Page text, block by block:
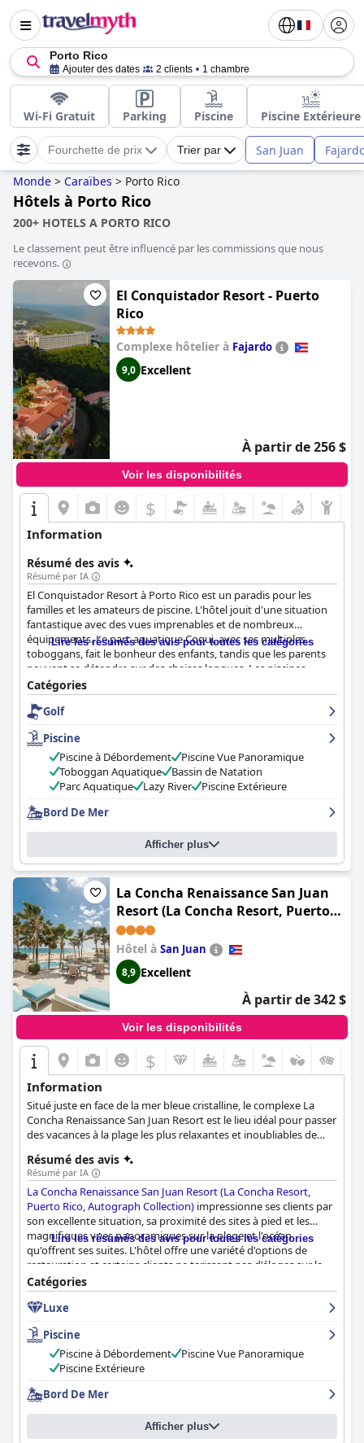
Porto Rico
Ajouter des dates 2 clients 1 chambre
Wi-Fi Gratuit Parking Piscine Piscine Extérieure
Fourchette de prix Trier par San Juan
Monde > Caraïbes > Porto Rico
Hôtels à Porto Rico
200+ HOTELS A PORTO RICO
Le classement peut être influencé par les commissions que nous
recevons.
El Conquistador Resort - Puerto
Rico
Complexe hôtelier à Fajardo
9,0 Excellent
À partir de 256 $
Voir les disponibilités
$
Information
Résumé des avis
Résumé par IA
El Conquistador Resort à Porto Rico est un paradis pour les
familles et les amateurs de piscine. L'hôtel jouit d'une situation
fantastique avec des vues imprenables et de nombreux
équipements. Le parc aquatique Coqui, avec ses multiples
toboggans, fait le bonheur des enfants, tandis que les parents
peuvent se détendre sur des chaises longues. Les piscines
extérieures sont luxueuses et cristallines, tandis que la rivière
paresseuse et la piscine à débordement offrent des moments
de détente et des vues imprenables. Bien que certains
commentaires suggèrent que les piscines ont besoin d'être
entretenues et améliorées, la majorité d'entre eux font l'éloge
du fabuleux espace aquatique, du parc aquatique et de l'île
privée. L'île privée capture l'essence de la relaxation avec sa belle
plage et son eau claire. L'hôtel est adapté aux familles et le
petit-déjeuner et le dîner aient fait l'objet de quelques critiques,
la nourriture est globalement de bonne qualité et le complexe
est propre et bien entretenu. Dans l'ensemble, ce complexe est
un excellent choix pour les familles qui recherchent des
vacances amusantes et relaxantes, avec tout ce dont elles ont
besoin en un seul endroit.
Lire les résumés des avis pour toutes les catégories
Catégories
Golf
Piscine
Piscine à Débordement
Piscine Vue Panoramique
Toboggan Aquatique
Bassin de Natation
Parc Aquatique
Lazy River
Piscine Extérieure
Bord De Mer
Afficher plus
La Concha Renaissance San Juan
Resort (La Concha Resort, Puerto
Rico, Autograph Collection)
Hôtel à San Juan
8,9 Excellent
À partir de 342 $
Voir les disponibilités
$
Information
Situé juste en face de la mer bleue cristalline, le complexe La
Concha Renaissance San Juan Resort est le lieu idéal pour passer
des vacances à la plage les plus relaxantes et inoubliables de
située en face de la plage et entourée de palmiers, de délicieux
plats et d'un programme de bien-être qui vous aidera à vous
sentir en harmonie avec votre environnement et vous-même.
Résumé des avis
Résumé par IA
La Concha Renaissance San Juan Resort (La Concha Resort,
Puerto Rico, Autograph Collection) impressionne ses clients par
son excellente situation, sa proximité des sites à pied et les
magnifiques vues panoramiques sur la plage et l'océan
qu'offrent ses suites. L'hôtel offre une variété d'options de
restauration et certains clients ne tarissent pas d'éloges sur le
buffet du petit-déjeuner, la nourriture délicieuse et le service
client exceptionnel. La propriété est belle et propre, avec des
chambres spacieuses, des lits confortables et un personnel
attentif. Les clients apprécient également les options de la
piscine, accessible 24h/24 et 7j/7, et l'excellent emplacement de
la plage, à laquelle on accède directement. La vie nocturne et le
casino sont appréciés des jeunes clients, tandis que les
luxueux. Bien que certains clients aient rencontré des
problèmes de propreté, d'entretien et de bruit, les avis généraux
recommandent de considérerLa Concha Renaissance San Juan
Lire les résumés des avis pour toutes les catégories
Catégories
Luxe
Piscine
Piscine à Débordement
Piscine Vue Panoramique
Piscine Extérieure
Bord De Mer
Afficher plus